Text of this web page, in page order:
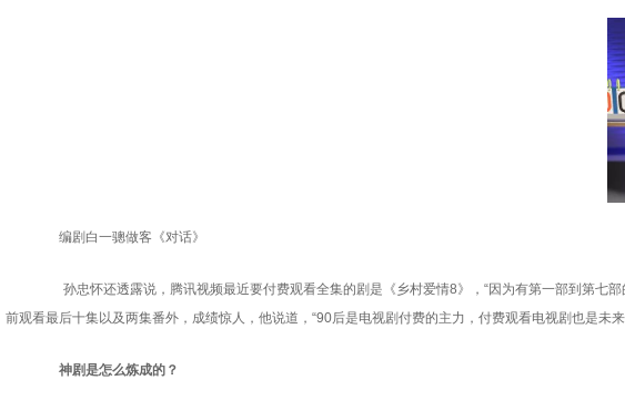
编剧白一骢做客《对话》
孙忠怀还透露说，腾讯视频最近要付费观看全集的剧是《乡村爱情8》，“因为有第一部到第七
前观看最后十集以及两集番外，成绩惊人，他说道，“90后是电视剧付费的主力，付费观看电视剧也是未
神剧是怎么炼成的？